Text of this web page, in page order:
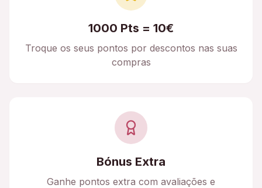
1000 Pts = 10€
Troque os seus pontos por descontos nas suas
compras
Bónus Extra
Ganhe pontos extra com avaliações e